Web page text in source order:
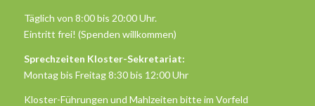
Täglich von 8:00 bis 20:00 Uhr.
Eintritt frei! (Spenden willkommen)
Sprechzeiten Kloster-Sekretariat:
Montag bis Freitag 8:30 bis 12:00 Uhr
Kloster-Führungen und Mahlzeiten bitte im Vorfeld